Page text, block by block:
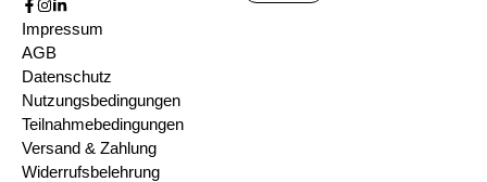
Impressum
AGB
Datenschutz
Nutzungsbedingungen
Teilnahmebedingungen
Versand & Zahlung
Widerrufsbelehrung